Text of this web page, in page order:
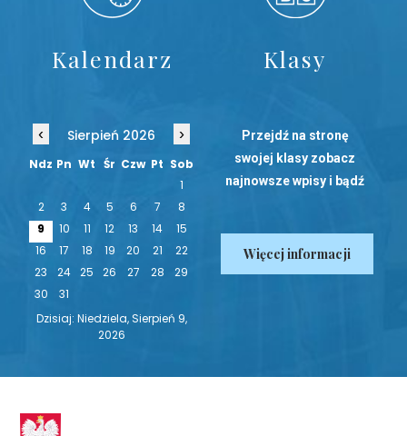
Kalendarz
‹ Sierpień 2026 ›
Ndz Pn Wt Śr Czw Pt Sob
1
2
3 4 5 6 7
8
9
10 11 12 13 14
15
16
17 18 19 20 21
22
23
24 25 26 27 28
29
30
31
Dzisiaj: Niedziela, Sierpień 9,
2026
Klasy
Przejdź na stronę
swojej klasy zobacz
najnowsze wpisy i bądź
Więcej informacji